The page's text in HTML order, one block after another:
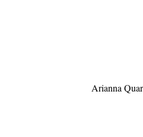
Arianna